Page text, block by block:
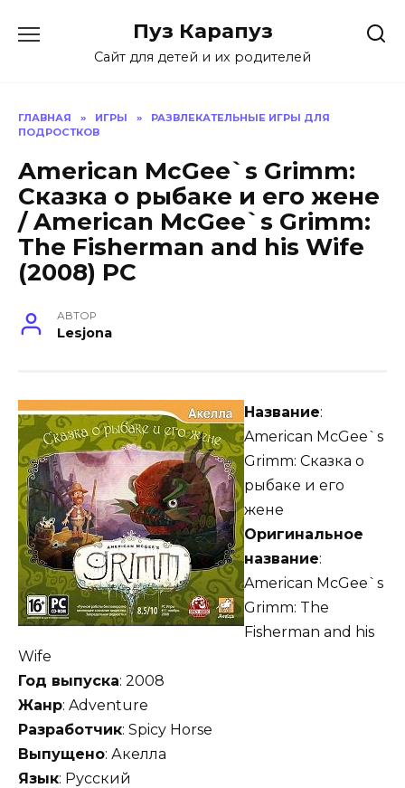
Пуз Карапуз
Сайт для детей и их родителей
ГЛАВНАЯ » ИГРЫ »
РАЗВЛЕКАТЕЛЬНЫЕ ИГРЫ ДЛЯ
ПОДРОСТКОВ
American McGee`s Grimm:
Сказка о рыбаке и его жене
/ American McGee`s Grimm:
The Fisherman and his Wife
(2008) PC
АВТОР
Lesjona
Название:
American McGee`s
Grimm: Сказка о
рыбаке и его
жене
Оригинальное
название:
American McGee`s
Grimm: The
Fisherman and his
Wife
Год выпуска: 2008
Жанр: Adventure
Разработчик: Spicy Horse
Выпущено: Акелла
Язык: Русский